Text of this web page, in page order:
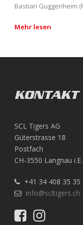
Bastian Guggenheim
Mehr lesen
KONTAKT
SCL Tigers AG
Güterstrasse 18
Postfach
CH-3550 Langnau i.E.
+41 34 408 35 35
info@scltigers.ch